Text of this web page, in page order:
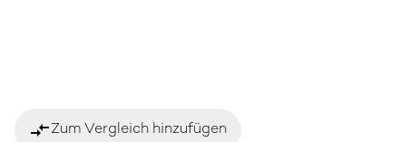
compare_arrowsZum Vergleich hinzufügen